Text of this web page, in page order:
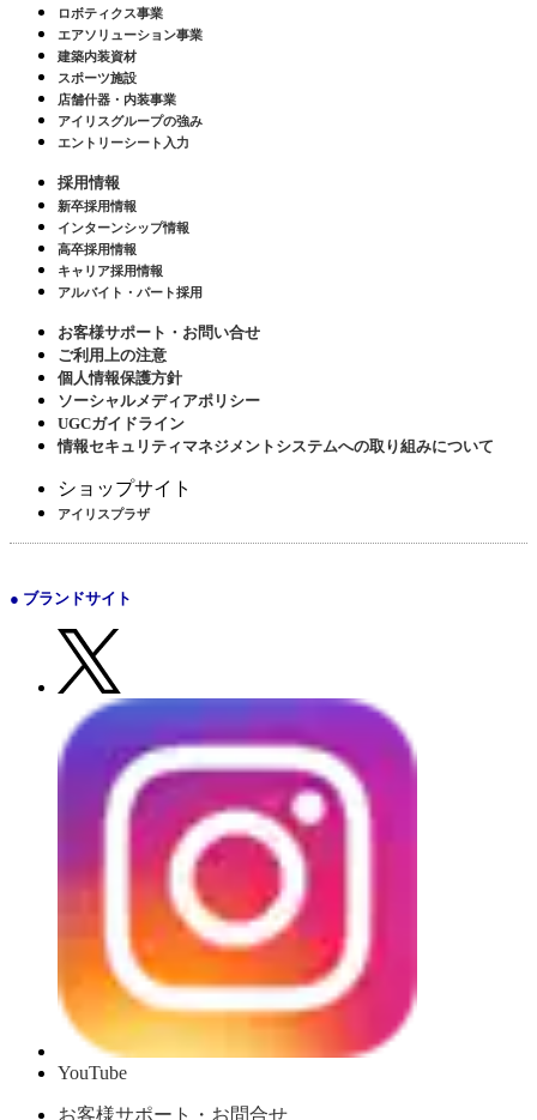
ロボティクス事業
エアソリューション事業
建築内装資材
スポーツ施設
店舗什器・内装事業
アイリスグループの強み
エントリーシート入力
採用情報
新卒採用情報
インターンシップ情報
高卒採用情報
キャリア採用情報
アルバイト・パート採用
お客様サポート・お問い合せ
ご利用上の注意
個人情報保護方針
ソーシャルメディアポリシー
UGCガイドライン
情報セキュリティマネジメントシステムへの取り組みについて
ショップサイト
アイリスプラザ
● ブランドサイト
YouTube
お客様サポート・お問合せ